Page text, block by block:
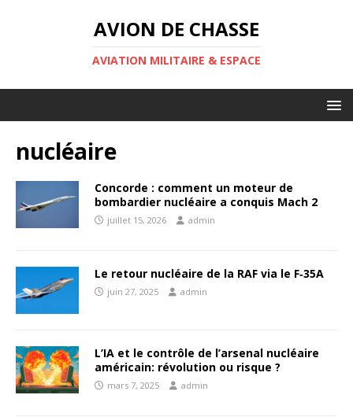
AVION DE CHASSE
AVIATION MILITAIRE & ESPACE
nucléaire
Concorde : comment un moteur de
bombardier nucléaire a conquis Mach 2
juillet 15, 2026 admin
Le retour nucléaire de la RAF via le F‑35A
juin 27, 2025 admin
L’IA et le contrôle de l’arsenal nucléaire
américain: révolution ou risque ?
mars 7, 2025 admin